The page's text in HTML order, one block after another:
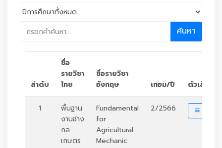
ค้นหา
ลำดับ
ชื่อ
รายวิชา
ไทย
ชื่อรายวิชา
อังกฤษ
เทอม/ปี ตัวเลือก
1
พื้นฐาน
งานช่าง
กล
เกษตร
Fundamental
for
Agricultural
Mechanic
2/2566